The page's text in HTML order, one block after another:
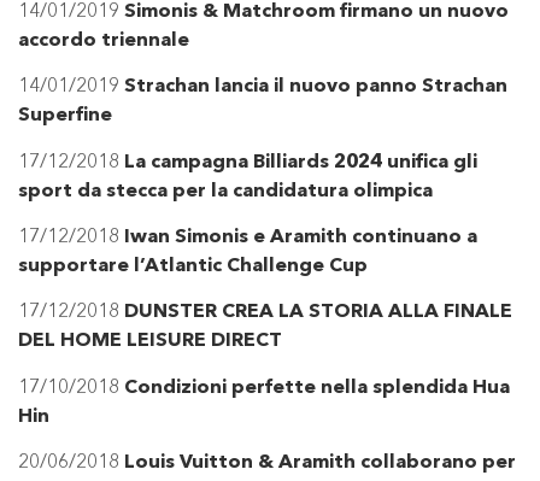
14/01/2019 Simonis & Matchroom firmano un nuovo
accordo triennale
14/01/2019 Strachan lancia il nuovo panno Strachan
Superfine
17/12/2018 La campagna Billiards 2024 unifica gli
sport da stecca per la candidatura olimpica
17/12/2018
Iwan Simonis e Aramith continuano a
supportare l’Atlantic Challenge Cup
17/12/2018 DUNSTER CREA LA STORIA ALLA FINALE
DEL HOME LEISURE DIRECT
17/10/2018 Condizioni perfette nella splendida Hua
Hin
20/06/2018 Louis Vuitton & Aramith collaborano per